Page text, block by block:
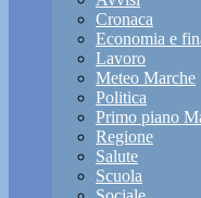
Cronaca
Economia e
Lavoro
Meteo Marche
Politica
Primo piano
Regione
Salute
Scuola